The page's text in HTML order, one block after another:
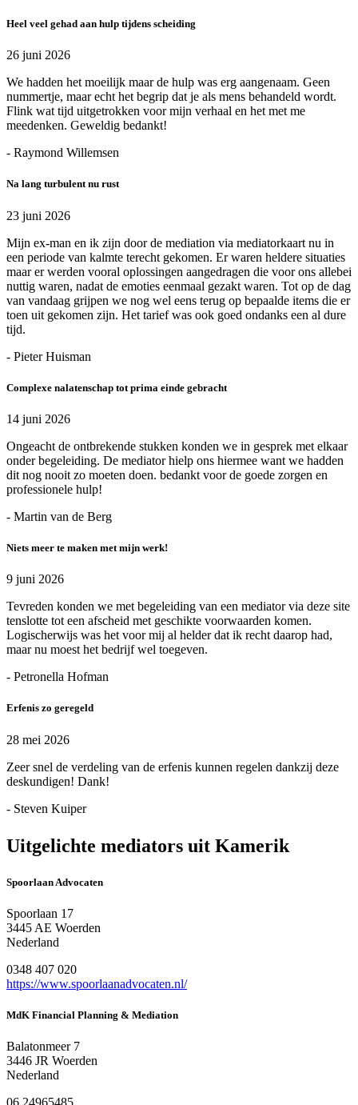
Heel veel gehad aan hulp tijdens scheiding
26 juni 2026
We hadden het moeilijk maar de hulp was erg aangenaam. Geen
nummertje, maar echt het begrip dat je als mens behandeld wordt.
Flink wat tijd uitgetrokken voor mijn verhaal en het met me
meedenken. Geweldig bedankt!
- Raymond Willemsen
Na lang turbulent nu rust
23 juni 2026
Mijn ex-man en ik zijn door de mediation via mediatorkaart nu in
een periode van kalmte terecht gekomen. Er waren heldere situaties
maar er werden vooral oplossingen aangedragen die voor ons allebei
nuttig waren, nadat de emoties eenmaal gezakt waren. Tot op de dag
van vandaag grijpen we nog wel eens terug op bepaalde items die er
toen uit gekomen zijn. Het tarief was ook goed ondanks een al dure
tijd.
- Pieter Huisman
Complexe nalatenschap tot prima einde gebracht
14 juni 2026
Ongeacht de ontbrekende stukken konden we in gesprek met elkaar
onder begeleiding. De mediator hielp ons hiermee want we hadden
dit nog nooit zo moeten doen. bedankt voor de goede zorgen en
professionele hulp!
- Martin van de Berg
Niets meer te maken met mijn werk!
9 juni 2026
Tevreden konden we met begeleiding van een mediator via deze site
tenslotte tot een afscheid met geschikte voorwaarden komen.
Logischerwijs was het voor mij al helder dat ik recht daarop had,
maar nu moest het bedrijf wel toegeven.
- Petronella Hofman
Erfenis zo geregeld
28 mei 2026
Zeer snel de verdeling van de erfenis kunnen regelen dankzij deze
deskundigen! Dank!
- Steven Kuiper
Uitgelichte mediators uit Kamerik
Spoorlaan Advocaten
Spoorlaan 17
3445 AE Woerden
Nederland
0348 407 020
https://www.spoorlaanadvocaten.nl/
MdK Financial Planning & Mediation
Balatonmeer 7
3446 JR Woerden
Nederland